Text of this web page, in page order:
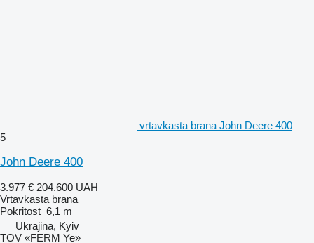
vrtavkasta brana John Deere 400
5
John Deere 400
3.977 € 204.600 UAH
Vrtavkasta brana
Pokritost 6,1 m
Ukrajina, Kyiv
TOV «FERM Ye»